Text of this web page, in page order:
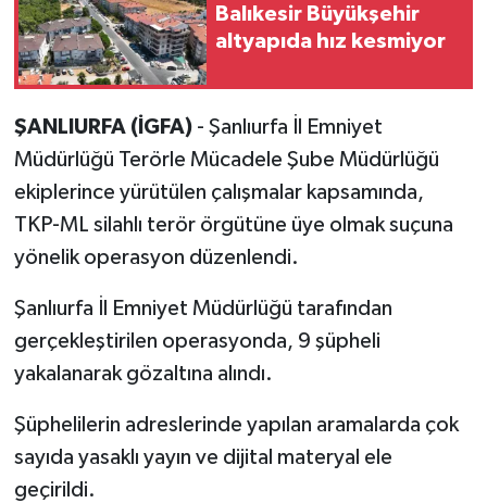
Balıkesir Büyükşehir
altyapıda hız kesmiyor
ŞANLIURFA (İGFA)- Şanlıurfa İl Emniyet
Müdürlüğü Terörle Mücadele Şube Müdürlüğü
ekiplerince yürütülen çalışmalar kapsamında,
TKP-ML silahlı terör örgütüne üye olmak suçuna
yönelik operasyon düzenlendi.
Şanlıurfa İl Emniyet Müdürlüğü tarafından
gerçekleştirilen operasyonda, 9 şüpheli
yakalanarak gözaltına alındı.
Şüphelilerin adreslerinde yapılan aramalarda çok
sayıda yasaklı yayın ve dijital materyal ele
geçirildi.